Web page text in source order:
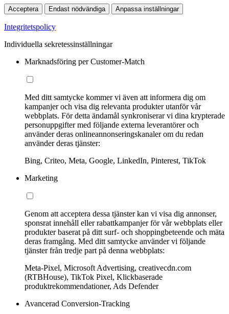
Acceptera Endast nödvändiga Anpassa inställningar
Integritetspolicy
Individuella sekretessinställningar
Marknadsföring per Customer-Match
Med ditt samtycke kommer vi även att informera dig om
kampanjer och visa dig relevanta produkter utanför vår
webbplats. För detta ändamål synkroniserar vi dina krypterade
personuppgifter med följande externa leverantörer och
använder deras onlineannonseringskanaler om du redan
använder deras tjänster:
Bing, Criteo, Meta, Google, LinkedIn, Pinterest, TikTok
Marketing
Genom att acceptera dessa tjänster kan vi visa dig annonser,
sponsrat innehåll eller rabattkampanjer för vår webbplats eller
produkter baserat på ditt surf- och shoppingbeteende och mäta
deras framgång. Med ditt samtycke använder vi följande
tjänster från tredje part på denna webbplats:
Meta-Pixel, Microsoft Advertising, creativecdn.com
(RTBHouse), TikTok Pixel, Klickbaserade
produktrekommendationer, Ads Defender
Avancerad Conversion-Tracking